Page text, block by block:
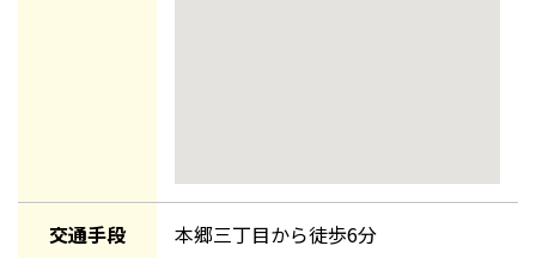
交通手段 本郷三丁目から徒歩6分